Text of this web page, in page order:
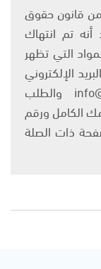
المواد وفقًا للمادة 27 أ من قانون حقوق
تعتقد أنه تم انتهاك
التي تظهر
الإلكتروني
على العنوان التالي: info@ashams.com والطلب
الكامل ورقم
ذات الصلة